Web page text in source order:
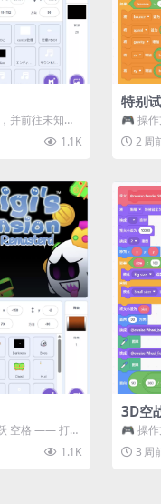
并前往未知领
1.1K
特别
🎮 操
漂移 方
2 周
空格 —— 打开
1.1K
3D空
🎮 操
攻击...
3 周